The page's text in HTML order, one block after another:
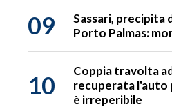
09
Sassari, precipita
Porto Palmas:
10
Coppia travolta
recuperata l'auto
è irreperibile